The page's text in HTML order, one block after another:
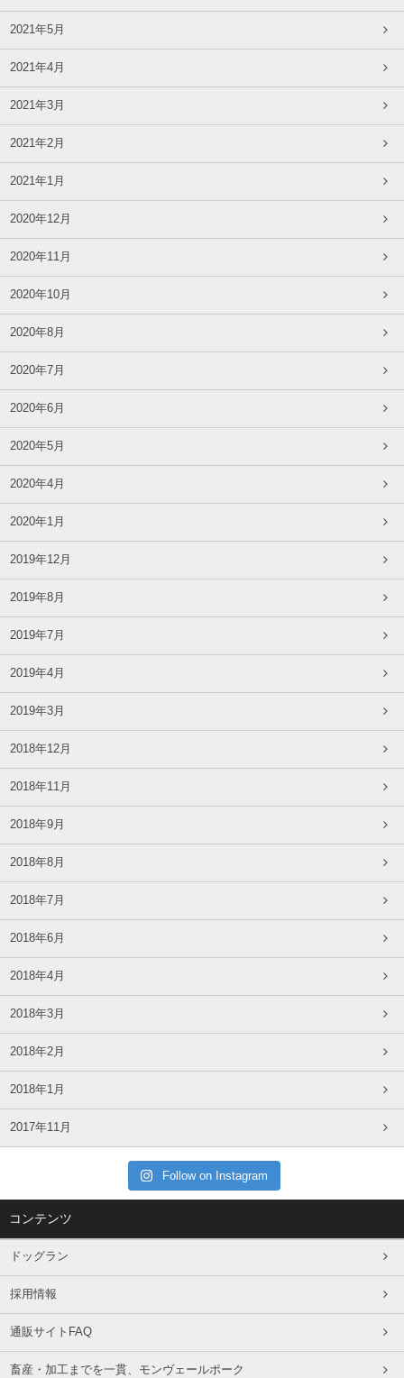
2021年5月
2021年4月
2021年3月
2021年2月
2021年1月
2020年12月
2020年11月
2020年10月
2020年8月
2020年7月
2020年6月
2020年5月
2020年4月
2020年1月
2019年12月
2019年8月
2019年7月
2019年4月
2019年3月
2018年12月
2018年11月
2018年9月
2018年8月
2018年7月
2018年6月
2018年4月
2018年3月
2018年2月
2018年1月
2017年11月
Follow on Instagram
コンテンツ
ドッグラン
採用情報
通販サイトFAQ
畜産・加工までを一貫、モンヴェールポーク